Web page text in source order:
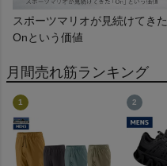
スポーツマリオが見続けてきた
Onという価値
月間売れ筋ランキング
1 2